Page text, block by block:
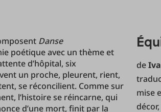
Danse
poétique avec un thème et
d’hôpital, six
un proche, pleurent, rient,
se réconcilient. Comme sur
l’histoire se réincarne, qui
d’une mort, finit par la
de
mise